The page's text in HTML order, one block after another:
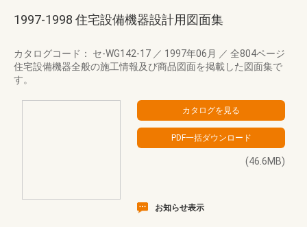
1997-1998 住宅設備機器設計用図面集
カタログコード： セ-WG142-17 ／ 1997年06月 ／ 全804ページ
住宅設備機器全般の施工情報及び商品図面を掲載した図面集で
す。
(46.6MB)
お知らせ表示